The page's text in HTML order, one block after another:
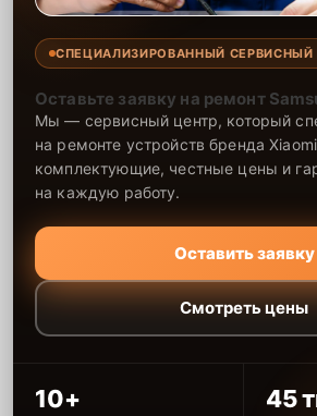
СПЕЦИАЛИЗИРОВАННЫЙ СЕРВИСНЫЙ
Оставьте заявку на ремонт
Мы — сервисный центр, который
на ремонте устройств бренда
комплектующие, честные цены и
на каждую работу.
Оставить заявку
Смотреть цены
10+ 45